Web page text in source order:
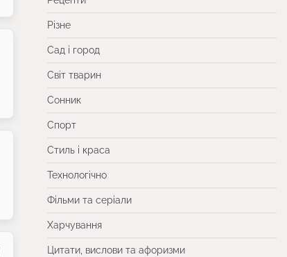
Різне
Сад і город
Світ тварин
Сонник
Спорт
Стиль і краса
Технологічно
Фільми та серіали
Харчування
Цитати, вислови та афоризми